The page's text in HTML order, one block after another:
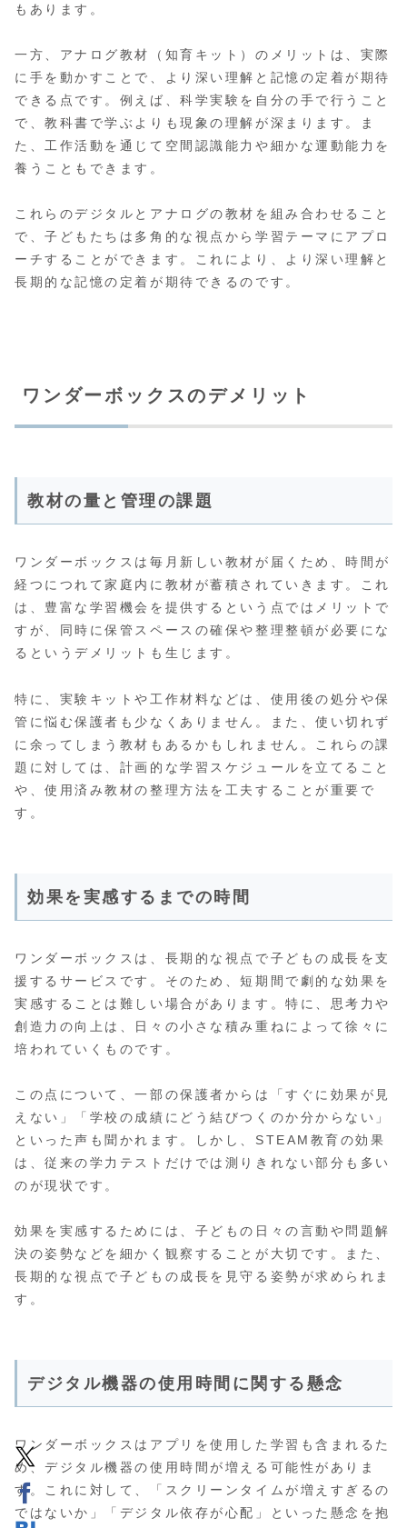
もあります。
一方、アナログ教材（知育キット）のメリットは、実際
に手を動かすことで、より深い理解と記憶の定着が期待
できる点です。例えば、科学実験を自分の手で行うこと
で、教科書で学ぶよりも現象の理解が深まります。ま
た、工作活動を通じて空間認識能力や細かな運動能力を
養うこともできます。
これらのデジタルとアナログの教材を組み合わせること
で、子どもたちは多角的な視点から学習テーマにアプロ
ーチすることができます。これにより、より深い理解と
長期的な記憶の定着が期待できるのです。
ワンダーボックスのデメリット
教材の量と管理の課題
ワンダーボックスは毎月新しい教材が届くため、時間が
経つにつれて家庭内に教材が蓄積されていきます。これ
は、豊富な学習機会を提供するという点ではメリットで
すが、同時に保管スペースの確保や整理整頓が必要にな
るというデメリットも生じます。
特に、実験キットや工作材料などは、使用後の処分や保
管に悩む保護者も少なくありません。また、使い切れず
に余ってしまう教材もあるかもしれません。これらの課
題に対しては、計画的な学習スケジュールを立てること
や、使用済み教材の整理方法を工夫することが重要で
す。
効果を実感するまでの時間
ワンダーボックスは、長期的な視点で子どもの成長を支
援するサービスです。そのため、短期間で劇的な効果を
実感することは難しい場合があります。特に、思考力や
創造力の向上は、日々の小さな積み重ねによって徐々に
培われていくものです。
この点について、一部の保護者からは「すぐに効果が見
えない」「学校の成績にどう結びつくのか分からない」
といった声も聞かれます。しかし、STEAM教育の効果
は、従来の学力テストだけでは測りきれない部分も多い
のが現状です。
効果を実感するためには、子どもの日々の言動や問題解
決の姿勢などを細かく観察することが大切です。また、
長期的な視点で子どもの成長を見守る姿勢が求められま
す。
デジタル機器の使用時間に関する懸念
ワンダーボックスはアプリを使用した学習も含まれるた
め、デジタル機器の使用時間が増える可能性がありま
す。これに対して、「スクリーンタイムが増えすぎるの
ではないか」「デジタル依存が心配」といった懸念を抱